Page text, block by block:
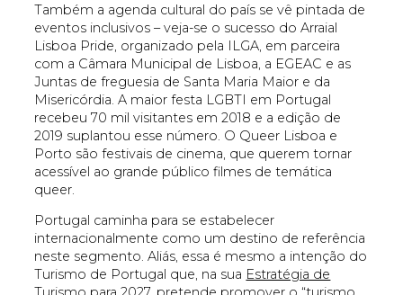
Também a agenda cultural do país se vê pintada de
eventos inclusivos – veja-se o sucesso do Arraial
Lisboa Pride, organizado pela ILGA, em parceira
com a Câmara Municipal de Lisboa, a EGEAC e as
Juntas de freguesia de Santa Maria Maior e da
Misericórdia. A maior festa LGBTI em Portugal
recebeu 70 mil visitantes em 2018 e a edição de
2019 suplantou esse número. O Queer Lisboa e
Porto são festivais de cinema, que querem tornar
acessível ao grande público filmes de temática
queer.
Portugal caminha para se estabelecer
internacionalmente como um destino de referência
neste segmento. Aliás, essa é mesmo a intenção do
Turismo de Portugal que, na sua Estratégia de